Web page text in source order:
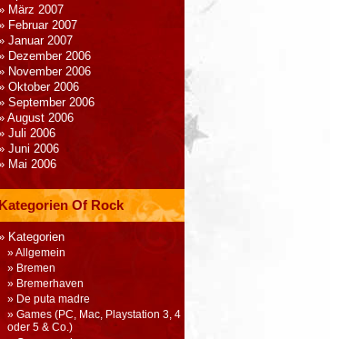
März 2007
Februar 2007
Januar 2007
Dezember 2006
November 2006
Oktober 2006
September 2006
August 2006
Juli 2006
Juni 2006
Mai 2006
Kategorien Of Rock
Kategorien
Allgemein
Bremen
Bremerhaven
De puta madre
Games (PC, Mac, Playstation 3, 4
oder 5 & Co.)